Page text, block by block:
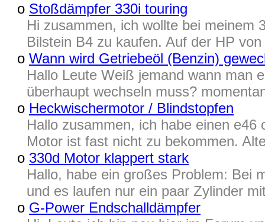
o Stoßdämpfer 330i touring
Hi zusammen, ich wollte bei meinem
Bilstein B4 zu kaufen. Auf der HP
o Wann wird Getriebeöl (Benzin)
Hallo Leute Weiß jemand wann man
überhaupt wechseln muss?
o Heckwischermotor / Blindstopfen
Hallo zusammen, ich habe einen
Motor ist fast nicht zu bekommen.
o 330d Motor klappert stark
Hallo, habe ein großes Problem: Bei
und es laufen nur ein paar Zylinder
o G-Power Endschalldämpfer